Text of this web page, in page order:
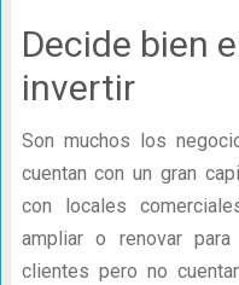
Decide bien
invertir
Son muchos los
cuentan con un gran
con locales
ampliar o renovar
clientes pero no